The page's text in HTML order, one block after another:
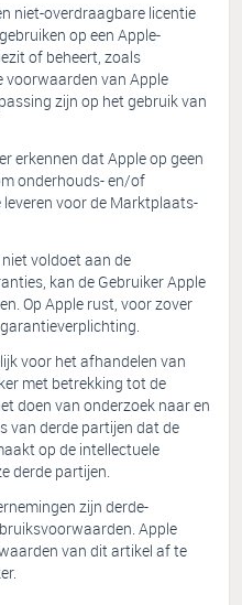
niet-overdraagbare licentie
op een Apple-
of beheert, zoals
voorwaarden van Apple
zijn op het gebruik van
erkennen dat Apple op geen
onderhouds- en/of
voor de Marktplaats-
voldoet aan de
kan de Gebruiker Apple
Op Apple rust, voor zover
voor het afhandelen van
met betrekking tot de
doen van onderzoek naar en
van derde partijen dat de
op de intellectuele
derde partijen.
zijn derde-
Apple
van dit artikel af te